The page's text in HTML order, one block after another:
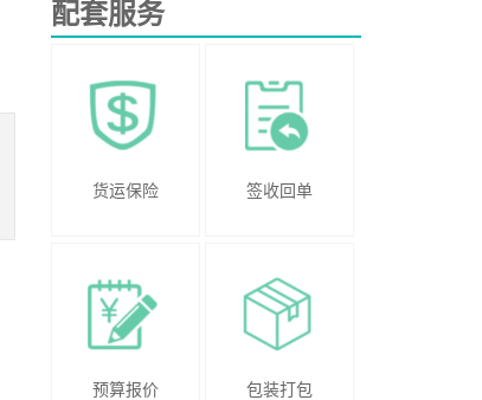
配套服务
货运保险 签收回单
预算报价 包装打包